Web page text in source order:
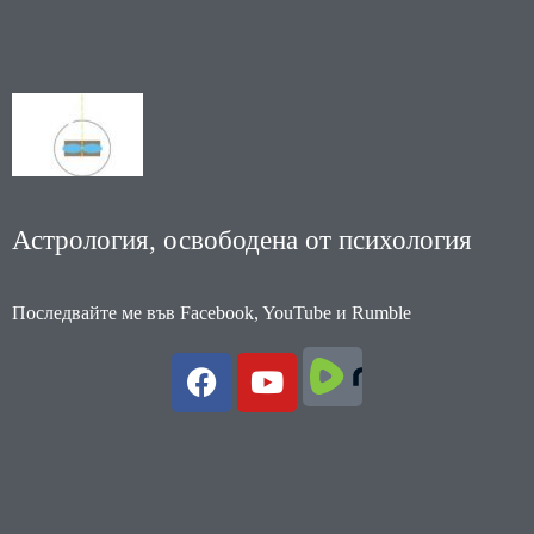
Астрология, освободена от психология
Последвайте ме във Facebook, YouTube и Rumble
F
a
c
Y
o
u